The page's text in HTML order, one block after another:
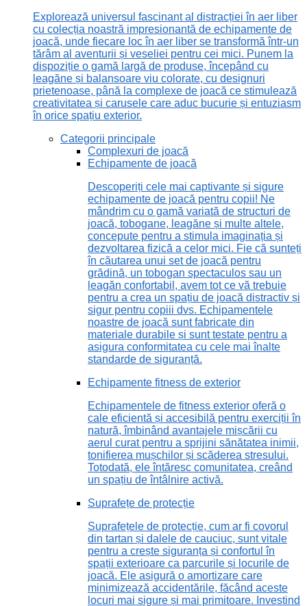
Explorează universul fascinant al distracției în aer liber
cu colecția noastră impresionantă de echipamente de
joacă, unde fiecare loc în aer liber se transformă într-un
tărâm al aventurii și veseliei pentru cei mici. Punem la
dispoziție o gamă largă de produse, începând cu
leagăne și balansoare viu colorate, cu designuri
prietenoase, până la complexe de joacă ce stimulează
creativitatea și carusele care aduc bucurie și entuziasm
în orice spațiu exterior.
Categorii principale
Complexuri de joacă
Echipamente de joacă
Descoperiți cele mai captivante și sigure
echipamente de joacă pentru copii! Ne
mândrim cu o gamă variată de structuri de
joacă, tobogane, leagăne și multe altele,
concepute pentru a stimula imaginația și
dezvoltarea fizică a celor mici. Fie că sunteți
în căutarea unui set de joacă pentru
grădină, un tobogan spectaculos sau un
leagăn confortabil, avem tot ce vă trebuie
pentru a crea un spațiu de joacă distractiv și
sigur pentru copiii dvs. Echipamentele
noastre de joacă sunt fabricate din
materiale durabile și sunt testate pentru a
asigura conformitatea cu cele mai înalte
standarde de siguranță.
Echipamente fitness de exterior
Echipamentele de fitness exterior oferă o
cale eficientă și accesibilă pentru exerciții în
natură, îmbinând avantajele mișcării cu
aerul curat pentru a sprijini sănătatea inimii,
tonifierea mușchilor și scăderea stresului.
Totodată, ele întăresc comunitatea, creând
un spațiu de întâlnire activă.
Suprafețe de protecție
Suprafețele de protecție, cum ar fi covorul
din tartan și dalele de cauciuc, sunt vitale
pentru a crește siguranța și confortul în
spații exterioare ca parcurile și locurile de
joacă. Ele asigură o amortizare care
minimizează accidentările, făcând aceste
locuri mai sigure și mai primitoare. Investind